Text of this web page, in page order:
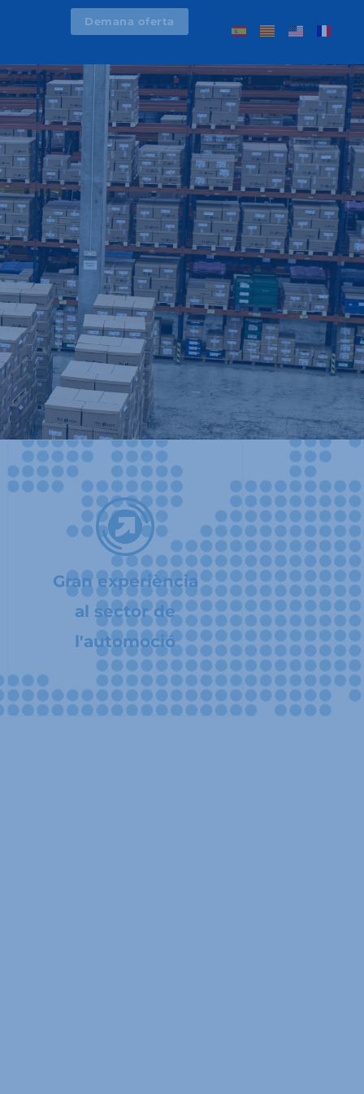
Demana oferta
Gran experiència
al sector de
l'automoció